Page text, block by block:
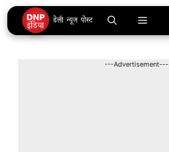
Skip
to
content
Menu
---Advertisement---